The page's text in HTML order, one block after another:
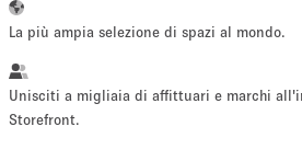
La più ampia selezione di spazi al mondo.
Unisciti a migliaia di affittuari e marchi
Storefront.